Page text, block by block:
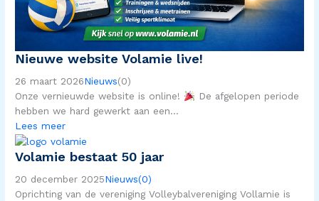
Nieuwe website Volamie live!
26 maart 2026Nieuws(0)
Onze vernieuwde website is online!
De afgelopen periode
hebben we hard gewerkt aan een...
Lees meer
Volamie bestaat 50 jaar
20 december 2025Nieuws(0)
Oprichting van de vereniging Volleybalvereniging Vollamie is